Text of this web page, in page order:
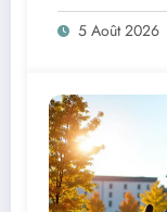
5 Août 2026